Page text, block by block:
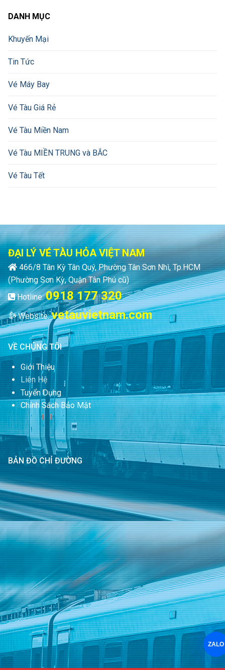
DANH MỤC
Khuyến Mại
Tin Tức
Vé Máy Bay
Vé Tàu Giá Rẻ
Vé Tàu Miền Nam
Vé Tàu MIỀN TRUNG và BẮC
Vé Tàu Tết
ĐẠI LÝ VÉ TÀU HỎA VIỆT NAM
466/8 Tân Kỳ Tân Quý, Phường Tân Sơn Nhì, Tp.HCM
(Phường Sơn Kỳ, Quận Tân Phú cũ)
Hotline:0918 177 320
Website:vetauvietnam.com
VỀ CHÚNG TÔI
Giới Thiệu
Liên Hệ
Tuyển Dụng
Chính Sách Bảo Mật
BẢN ĐỒ CHỈ ĐƯỜNG
ZALO